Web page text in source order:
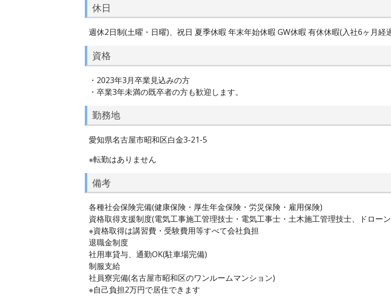
休日
週休2日制(土曜・日曜)、祝日 夏季休暇 年末年始休暇 GW休暇 有休休暇(入社6ヶ月
資格
・2023年3月卒業見込みの方
・卒業3年未満の既卒者の方も歓迎します。
勤務地
愛知県名古屋市昭和区白金3-21-5
※転勤はありません
備考
各種社会保険完備(健康保険・厚生年金保険・労災保険・雇用保険)
資格取得支援制度(電気工事施工管理技士・電気工事士・土木施工管理技士、ドロー
※資格取得は講習費・受験費用等すべて会社負担
退職金制度
社用車貸与、通勤OK(駐車場完備)
制服支給
社員寮完備(名古屋市昭和区のワンルームマンション)
※自己負担2万円で居住できます